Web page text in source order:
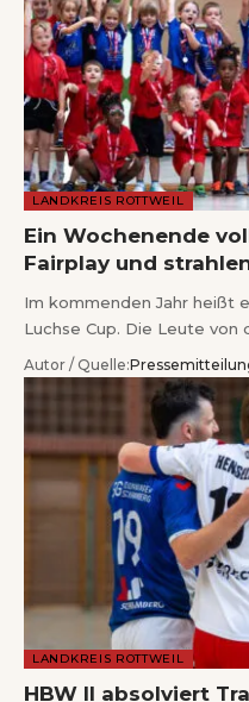
LANDKREIS ROTTWEIL
Ein Wochenende
Fairplay und
Im kommenden Jahr heißt
Luchse Cup. Die Leute von
Autor / Quelle:
LANDKREIS ROTTWEIL
HBW II absolviert